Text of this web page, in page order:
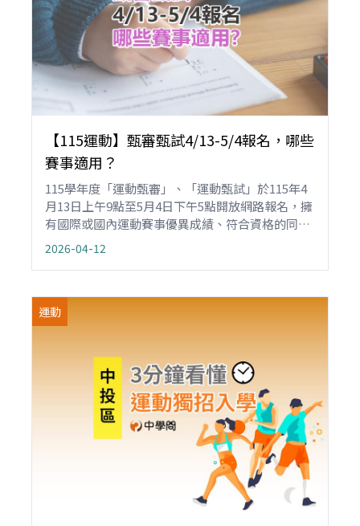
【115運動】甄審甄試4/13-5/4報名，哪些
賽事適用？
115學年度「運動甄審」、「運動甄試」於115年4
月13日上午9點至5月4日下午5點開放網路報名，擁
有國際或國內運動賽事優異成績、符合資格的同
學，請擇一於期限內向原肄（畢）業國中提出申
請，繳交報名所需資料，由學校彙整後於網路線上
收入戶免繳，而中低收入戶則減免為200元。
2026-04-12
運動